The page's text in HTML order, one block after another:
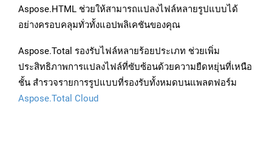
Aspose.HTML ช่วยให้สามารถแปลงไฟล์หลายรูปแบบได้
อย่างครอบคลุมทั่วทั้งแอปพลิเคชันของคุณ
Aspose.Total รองรับไฟล์หลายร้อยประเภท ช่วยเพิ่ม
ประสิทธิภาพการแปลงไฟล์ที่ซับซ้อนด้วยความยืดหยุ่นที่เหนือ
ชั้น สำรวจรายการรูปแบบที่รองรับทั้งหมดบนแพลตฟอร์ม
Aspose.Total Cloud